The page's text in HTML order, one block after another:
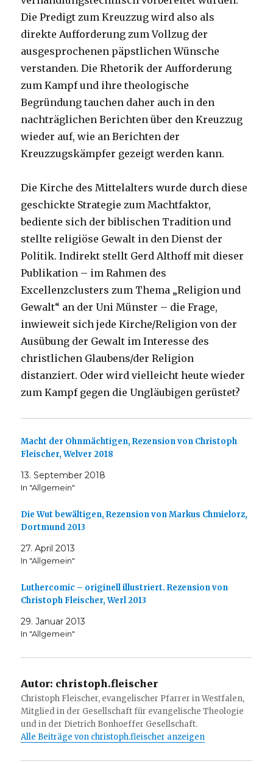
Die Predigt zum Kreuzzug wird also als
direkte Aufforderung zum Vollzug der
ausgesprochenen päpstlichen Wünsche
verstanden. Die Rhetorik der Aufforderung
zum Kampf und ihre theologische
Begründung tauchen daher auch in den
nachträglichen Berichten über den Kreuzzug
wieder auf, wie an Berichten der
Kreuzzugskämpfer gezeigt werden kann.
Die Kirche des Mittelalters wurde durch diese
geschickte Strategie zum Machtfaktor,
bediente sich der biblischen Tradition und
stellte religiöse Gewalt in den Dienst der
Politik. Indirekt stellt Gerd Althoff mit dieser
Publikation – im Rahmen des
Excellenzclusters zum Thema „Religion und
Gewalt“ an der Uni Münster – die Frage,
inwieweit sich jede Kirche/Religion von der
Ausübung der Gewalt im Interesse des
christlichen Glaubens/der Religion
distanziert. Oder wird vielleicht heute wieder
zum Kampf gegen die Ungläubigen gerüstet?
Macht der Ohnmächtigen, Rezension von Christoph
Fleischer, Welver 2018
13. September 2018
In "Allgemein"
Die Wut bewältigen, Rezension von Markus Chmielorz,
Dortmund 2013
27. April 2013
In "Allgemein"
Luthercomic – originell illustriert. Rezension von
Christoph Fleischer, Werl 2013
29. Januar 2013
In "Allgemein"
Autor: christoph.fleischer
Christoph Fleischer, evangelischer Pfarrer in Westfalen,
Mitglied in der Gesellschaft für evangelische Theologie
und in der Dietrich Bonhoeffer Gesellschaft.
Alle Beiträge von christoph.fleischer anzeigen